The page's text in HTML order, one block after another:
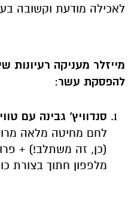
לאכילה מודעת וקשובה
מייזלר מעניקה רעיונות
להפסקת עשר:
סנדוויץ' גבינה עם
לחם מחיטה מלאה
(כן, זה משתלב!) +
מלפפון חתוך בצורת